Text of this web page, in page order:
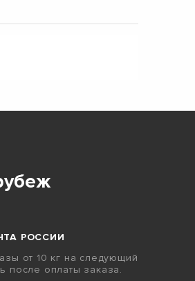
РОССИИ
от 10 кг на следующий
после оплаты заказа.